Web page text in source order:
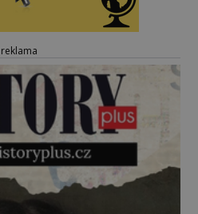
reklama